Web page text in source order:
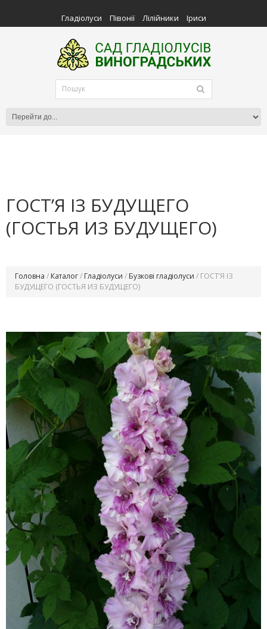
Гладіолуси Півонії Лілійники Іриси
ГОСТ’Я IЗ БУДУЩЕГО
(ГОСТЬЯ ИЗ БУДУЩЕГО)
Головна / Каталог/ Гладіолуси / Бузкові гладіолуси / ГОСТ’Я IЗ
БУДУЩЕГО (ГОСТЬЯ ИЗ БУДУЩЕГО)